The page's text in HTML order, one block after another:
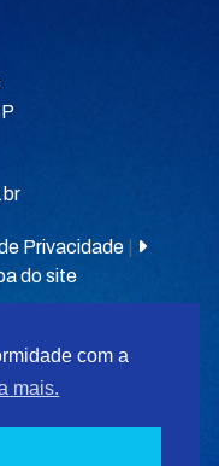
com a
mais.
Privacidade
do site